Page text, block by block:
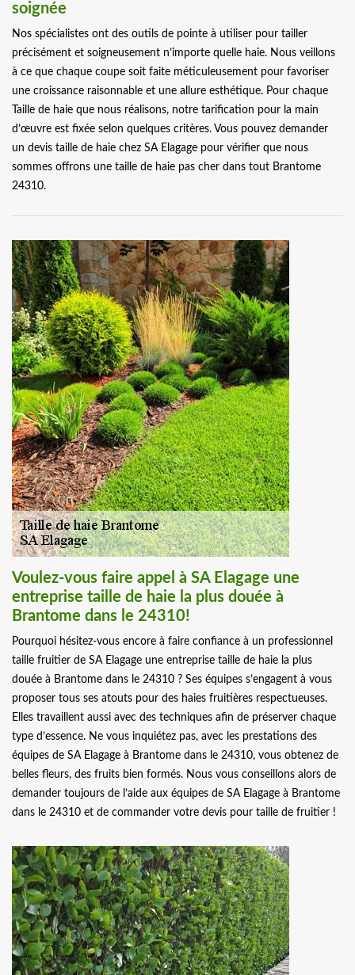
soignée
Nos spécialistes ont des outils de pointe à utiliser pour tailler
précisément et soigneusement n’importe quelle haie. Nous veillons
à ce que chaque coupe soit faite méticuleusement pour favoriser
une croissance raisonnable et une allure esthétique. Pour chaque
Taille de haie que nous réalisons, notre tarification pour la main
d’œuvre est fixée selon quelques critères. Vous pouvez demander
un devis taille de haie chez SA Elagage pour vérifier que nous
sommes offrons une taille de haie pas cher dans tout Brantome
24310.
Voulez-vous faire appel à SA Elagage une
entreprise taille de haie la plus douée à
Brantome dans le 24310!
Pourquoi hésitez-vous encore à faire confiance à un professionnel
taille fruitier de SA Elagage une entreprise taille de haie la plus
douée à Brantome dans le 24310 ? Ses équipes s’engagent à vous
proposer tous ses atouts pour des haies fruitières respectueuses.
Elles travaillent aussi avec des techniques afin de préserver chaque
type d’essence. Ne vous inquiétez pas, avec les prestations des
équipes de SA Elagage à Brantome dans le 24310, vous obtenez de
belles fleurs, des fruits bien formés. Nous vous conseillons alors de
demander toujours de l’aide aux équipes de SA Elagage à Brantome
dans le 24310 et de commander votre devis pour taille de fruitier !